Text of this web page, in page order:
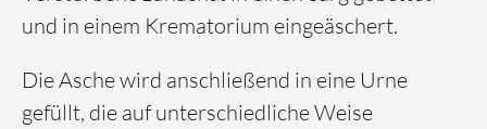
und in einem Krematorium eingeäschert.
Die Asche wird anschließend in eine Urne
gefüllt, die auf unterschiedliche Weise